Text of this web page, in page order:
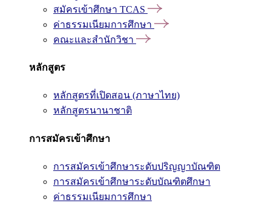
สมัครเข้าศึกษา TCAS
ค่าธรรมเนียมการศึกษา
คณะและสำนักวิชา
หลักสูตร
หลักสูตรที่เปิดสอน (ภาษาไทย)
หลักสูตรนานาชาติ
การสมัครเข้าศึกษา
การสมัครเข้าศึกษาระดับปริญญาบัณฑิต
การสมัครเข้าศึกษาระดับบัณฑิตศึกษา
ค่าธรรมเนียมการศึกษา